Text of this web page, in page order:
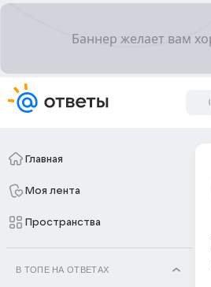
Главная
Моя лента
Пространства
В ТОПЕ НА ОТВЕТАХ